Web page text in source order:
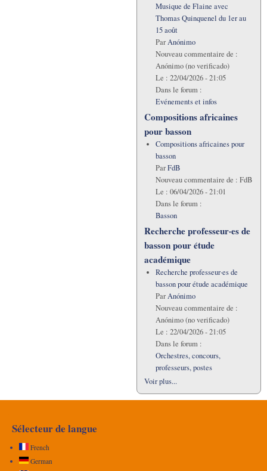
Musique de Flaine avec
Thomas Quinquenel du 1er au
15 août
ParAnónimo
Nouveau commentaire de :
Anónimo (no verificado)
Le : 22/04/2026 - 21:05
Dans le forum :
Evénements et infos
Compositions africaines
pour basson
Compositions africaines pour
basson
ParFdB
Nouveau commentaire de : FdB
Le : 06/04/2026 - 21:01
Dans le forum :
Basson
Recherche professeur·es de
basson pour étude
académique
Recherche professeur·es de
basson pour étude académique
ParAnónimo
Nouveau commentaire de :
Anónimo (no verificado)
Le : 22/04/2026 - 21:05
Dans le forum :
Orchestres, concours,
professeurs, postes
Voir plus...
Sélecteur de langue
French
German